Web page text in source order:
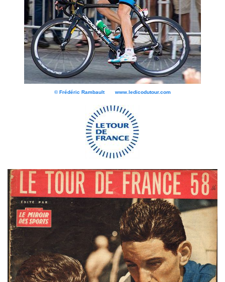
© Frédéric Rambault www.ledicodutour.com